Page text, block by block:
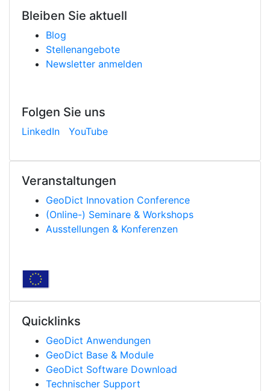
Quicklinks
GeoDict Anwendungen
GeoDict Base & Module
GeoDict Software Download
Technischer Support
Bleiben Sie aktuell
Blog
Stellenangebote
Newsletter anmelden
Folgen Sie uns
LinkedIn YouTube
Veranstaltungen
GeoDict Innovation Conference
(Online-) Seminare & Workshops
Ausstellungen & Konferenzen